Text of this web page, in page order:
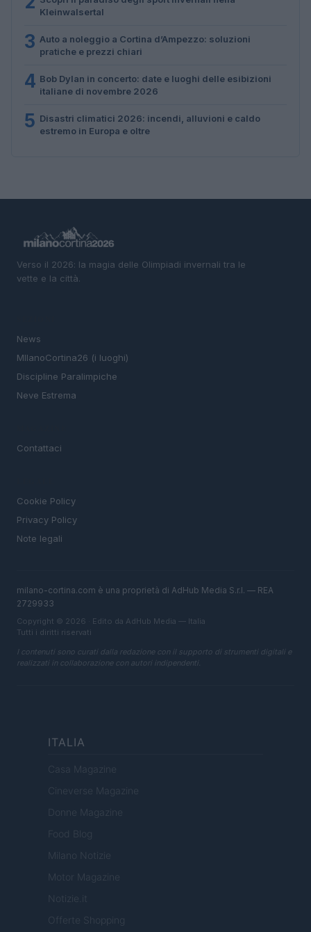
Kleinwalsertal
3 Auto a noleggio a Cortina d’Ampezzo: soluzioni
pratiche e prezzi chiari
4 Bob Dylan in concerto: date e luoghi delle esibizioni
italiane di novembre 2026
5 Disastri climatici 2026: incendi, alluvioni e caldo
estremo in Europa e oltre
Verso il 2026: la magia delle Olimpiadi invernali tra le
vette e la città.
News
MIlanoCortina26 (i luoghi)
Discipline Paralimpiche
Neve Estrema
Contattaci
Cookie Policy
Privacy Policy
Note legali
milano-cortina.com è una proprietà di AdHub Media S.r.l. — REA
2729933
Copyright © 2026 · Edito da AdHub Media — Italia
Tutti i diritti riservati
I contenuti sono curati dalla redazione con il supporto di strumenti digitali e
realizzati in collaborazione con autori indipendenti.
ITALIA
Casa Magazine
Cineverse Magazine
Donne Magazine
Food Blog
Milano Notizie
Motor Magazine
Notizie.it
Offerte Shopping